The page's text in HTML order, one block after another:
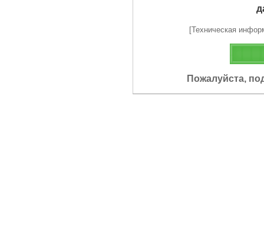
[Техническая
Пожалуйста,